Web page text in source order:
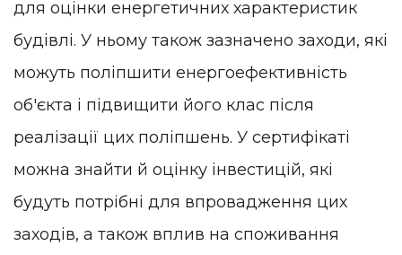
для оцінки енергетичних характеристик
будівлі. У ньому також зазначено заходи, які
можуть поліпшити енергоефективність
об'єкта і підвищити його клас після
реалізації цих поліпшень. У сертифікаті
можна знайти й оцінку інвестицій, які
будуть потрібні для впровадження цих
заходів, а також вплив на споживання